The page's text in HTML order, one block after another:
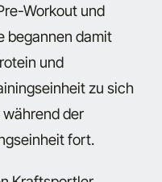
Workout und
begannen damit
und
zu sich
der
fort.